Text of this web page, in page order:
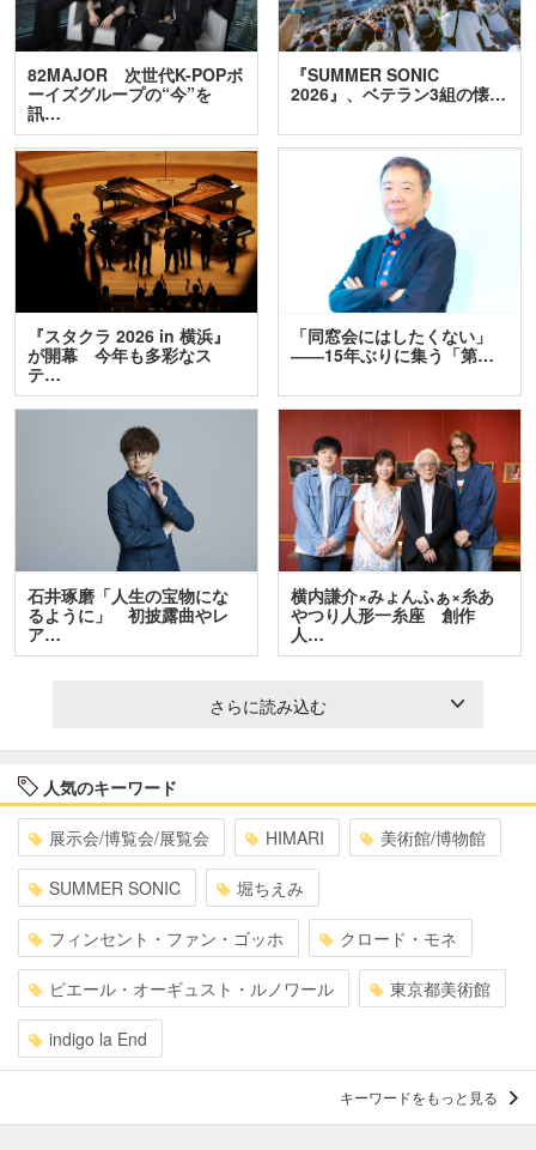
82MAJOR 次世代K-POPボ
ーイズグループの“今”を
訊…
『SUMMER SONIC
2026』、ベテラン3組の懐…
『スタクラ 2026 in 横浜』
が開幕 今年も多彩なス
テ…
「同窓会にはしたくない」
――15年ぶりに集う「第…
石井琢磨「人生の宝物にな
るように」 初披露曲やレ
ア…
横内謙介×みょんふぁ×糸あ
やつり人形一糸座 創作
人…
さらに読み込む
人気のキーワード
展示会/博覧会/展覧会 HIMARI 美術館/博物館
SUMMER SONIC 堀ちえみ
フィンセント・ファン・ゴッホ クロード・モネ
ピエール・オーギュスト・ルノワール 東京都美術館
indigo la End
キーワードをもっと見る